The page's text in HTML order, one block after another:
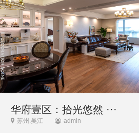
华府壹区：拾光悠然 ···
苏州.吴江 admin